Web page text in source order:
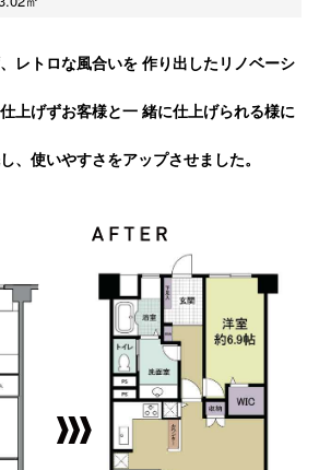
レトロな風合いを 作り出したリノベーシ
上げずお客様と一 緒に仕上げられる様に
、使いやすさをアップさせました。